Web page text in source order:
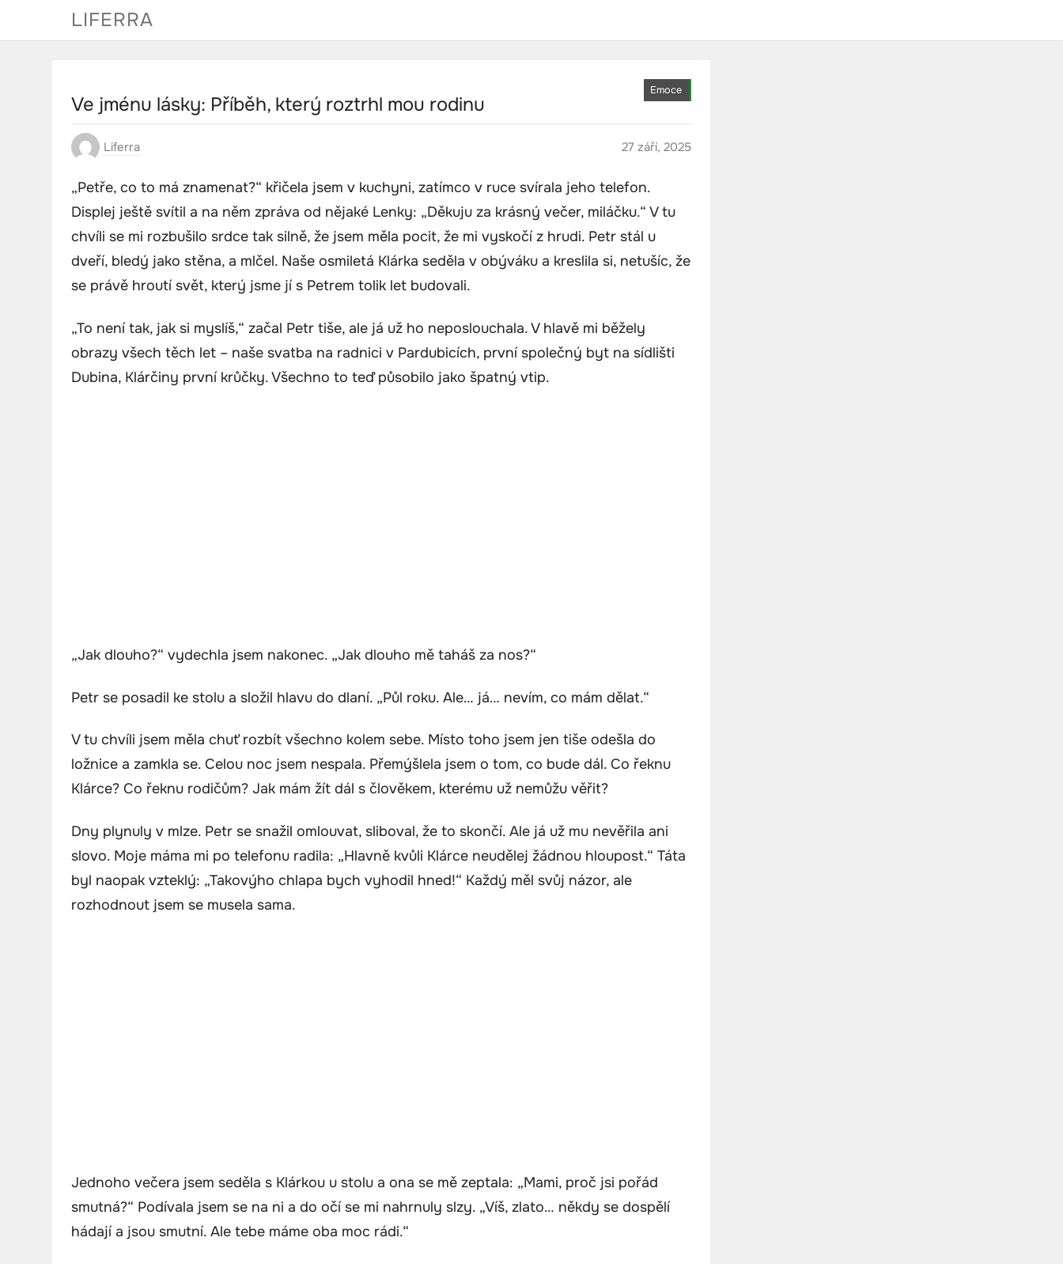
LIFERRA
Emoce
Ve jménu lásky: Příběh, který roztrhl mou rodinu
Liferra 27 září, 2025
„Petře, co to má znamenat?“ křičela jsem v kuchyni, zatímco v ruce svírala jeho telefon.
Displej ještě svítil a na něm zpráva od nějaké Lenky: „Děkuju za krásný večer, miláčku.“ V tu
chvíli se mi rozbušilo srdce tak silně, že jsem měla pocit, že mi vyskočí z hrudi. Petr stál u
dveří, bledý jako stěna, a mlčel. Naše osmiletá Klárka seděla v obýváku a kreslila si, netušíc, že
se právě hroutí svět, který jsme jí s Petrem tolik let budovali.
„To není tak, jak si myslíš,“ začal Petr tiše, ale já už ho neposlouchala. V hlavě mi běžely
obrazy všech těch let – naše svatba na radnici v Pardubicích, první společný byt na sídlišti
Dubina, Klárčiny první krůčky. Všechno to teď působilo jako špatný vtip.
„Jak dlouho?“ vydechla jsem nakonec. „Jak dlouho mě taháš za nos?“
Petr se posadil ke stolu a složil hlavu do dlaní. „Půl roku. Ale… já… nevím, co mám dělat.“
V tu chvíli jsem měla chuť rozbít všechno kolem sebe. Místo toho jsem jen tiše odešla do
ložnice a zamkla se. Celou noc jsem nespala. Přemýšlela jsem o tom, co bude dál. Co řeknu
Klárce? Co řeknu rodičům? Jak mám žít dál s člověkem, kterému už nemůžu věřit?
Dny plynuly v mlze. Petr se snažil omlouvat, sliboval, že to skončí. Ale já už mu nevěřila ani
slovo. Moje máma mi po telefonu radila: „Hlavně kvůli Klárce neudělej žádnou hloupost.“ Táta
byl naopak vzteklý: „Takovýho chlapa bych vyhodil hned!“ Každý měl svůj názor, ale
rozhodnout jsem se musela sama.
Jednoho večera jsem seděla s Klárkou u stolu a ona se mě zeptala: „Mami, proč jsi pořád
smutná?“ Podívala jsem se na ni a do očí se mi nahrnuly slzy. „Víš, zlato… někdy se dospělí
hádají a jsou smutní. Ale tebe máme oba moc rádi.“